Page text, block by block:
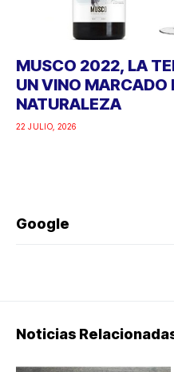
MUSCO 2022, LA
UN VINO MARCADO
NATURALEZA
22 JULIO, 2026
Google
Noticias